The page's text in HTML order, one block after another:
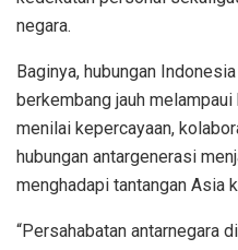
negara.
Baginya, hubungan
berkembang jauh
menilai kepercayaan,
hubungan antargenerasi
menghadapi tantangan Asia
“Persahabatan antarnegara